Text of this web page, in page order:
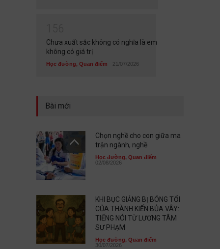
Chưa xuất sắc không có nghĩa là em
không có giá trị
Học đường, Quan điểm 21/07/2026
Bài mới
Chọn nghề cho con giữa ma
trận ngành, nghề
Học đường, Quan điểm
02/08/2026
KHI BỤC GIẢNG BỊ BÓNG TỐI
CỦA THÀNH KIẾN BỦA VÂY:
TIẾNG NÓI TỪ LƯƠNG TÂM
SƯ PHẠM
Học đường, Quan điểm
30/07/2026